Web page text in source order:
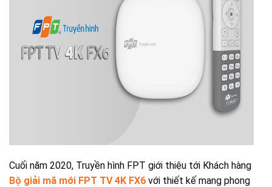
Cuối năm 2020, Truyền hình FPT giới thiệu tới Khách hàng
Bộ giải mã mới FPT TV 4K FX6 với thiết kế mang phong